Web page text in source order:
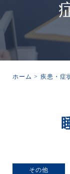
ホーム > 疾患・症
その他